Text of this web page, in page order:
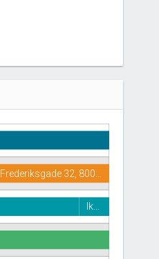
Frederiksgade 32, 800…
Ik…